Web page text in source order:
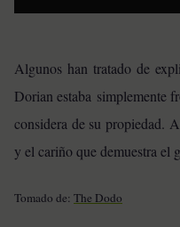
Algunos han tratado de
Dorian estaba simplemente
considera de su propiedad.
y el cariño que demuestra el
Tomado de: The Dodo